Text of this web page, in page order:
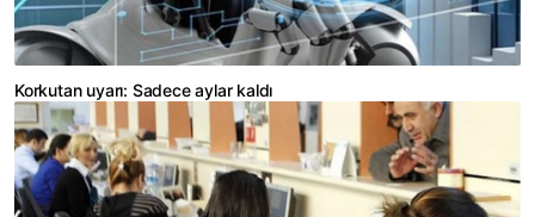
Korkutan uyarı: Sadece aylar kaldı